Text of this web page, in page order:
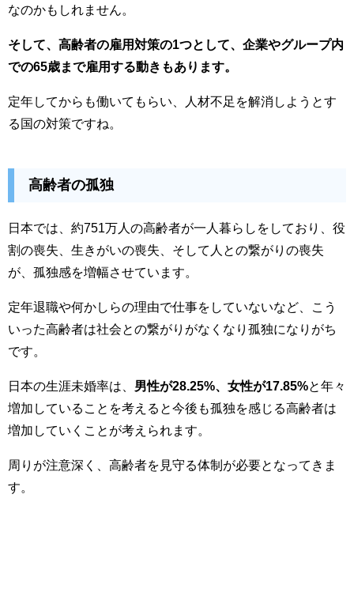
なのかもしれません。
そして、高齢者の雇用対策の1つとして、企業やグループ内
での65歳まで雇用する動きもあります。
定年してからも働いてもらい、人材不足を解消しようとす
る国の対策ですね。
高齢者の孤独
日本では、約751万人の高齢者が一人暮らしをしており、役
割の喪失、生きがいの喪失、そして人との繋がりの喪失
が、孤独感を増幅させています。
定年退職や何かしらの理由で仕事をしていないなど、こう
いった高齢者は社会との繋がりがなくなり孤独になりがち
です。
日本の生涯未婚率は、 男性が28.25%、女性が17.85%と年々
増加していることを考えると今後も孤独を感じる高齢者は
増加していくことが考えられます。
周りが注意深く、高齢者を見守る体制が必要となってきま
す。